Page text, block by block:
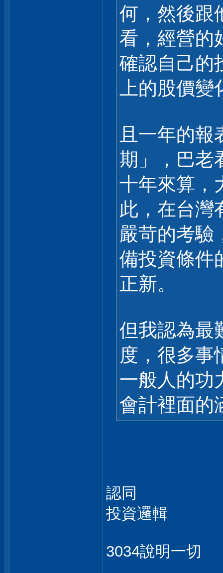
何，然後跟
看，經營的
確認自己的
上的股價變
且一年的
期」，巴老
十年來算，
此，在台灣
嚴苛的考驗
備投資條件
正新。
但我認為最
度，很多事
一般人的功
會計裡面的
認同
投資邏輯
3034說明一切